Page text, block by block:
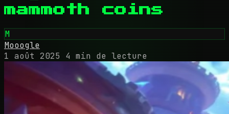
mammoth coins
M
Mooogle
1 août 2025
4 min de lecture